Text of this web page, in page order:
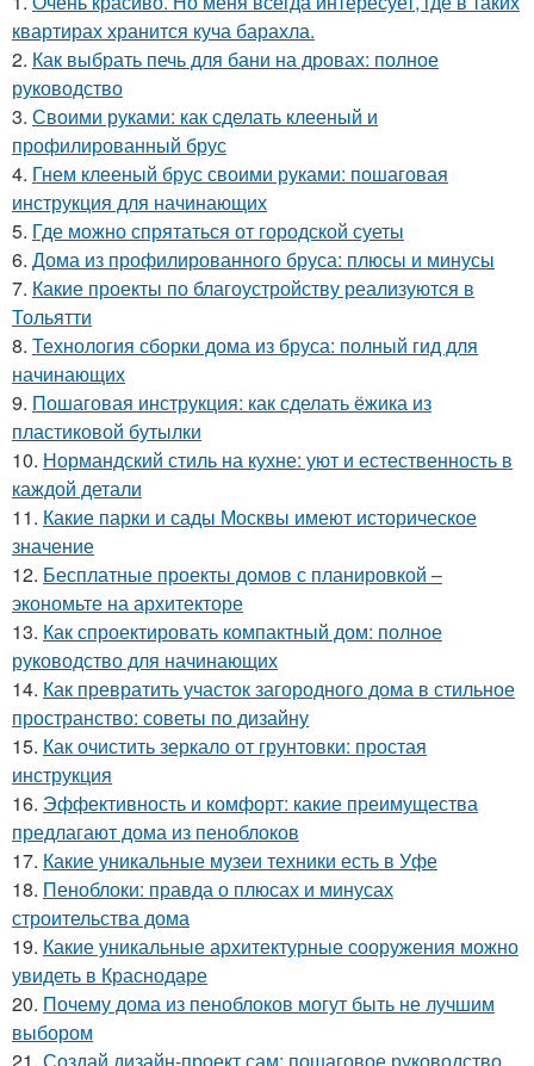
квартирах хранится куча барахла.
2. Как выбрать печь для бани на дровах: полное
руководство
3. Своими руками: как сделать клееный и
профилированный брус
4. Гнем клееный брус своими руками: пошаговая
инструкция для начинающих
5. Где можно спрятаться от городской суеты
6. Дома из профилированного бруса: плюсы и минусы
7. Какие проекты по благоустройству реализуются в
Тольятти
8. Технология сборки дома из бруса: полный гид для
начинающих
9. Пошаговая инструкция: как сделать ёжика из
пластиковой бутылки
10. Нормандский стиль на кухне: уют и естественность в
каждой детали
11. Какие парки и сады Москвы имеют историческое
значение
12. Бесплатные проекты домов с планировкой –
экономьте на архитекторе
13. Как спроектировать компактный дом: полное
руководство для начинающих
14. Как превратить участок загородного дома в стильное
пространство: советы по дизайну
15. Как очистить зеркало от грунтовки: простая
инструкция
16. Эффективность и комфорт: какие преимущества
предлагают дома из пеноблоков
17. Какие уникальные музеи техники есть в Уфе
18. Пеноблоки: правда о плюсах и минусах
строительства дома
19. Какие уникальные архитектурные сооружения можно
увидеть в Краснодаре
20. Почему дома из пеноблоков могут быть не лучшим
выбором
21. Создай дизайн-проект сам: пошаговое руководство